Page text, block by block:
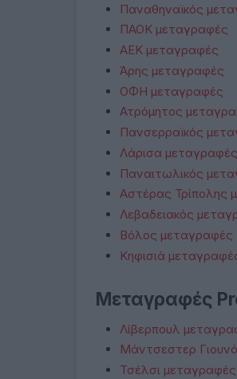
Παναθηναϊκός
ΠΑΟΚ μεταγραφές
ΑΕΚ μεταγραφές
Άρης μεταγραφές
ΟΦΗ μεταγραφές
Ατρόμητος
Πανσερραϊκός
Λάρισα μεταγραφές
Παναιτωλικός
Αστέρας Τρίπολης
Λεβαδειακός
Βόλος μεταγραφές
Κηφισιά
Μεταγραφές
Λίβερπουλ
Μάντσεστερ
Τσέλσι μεταγραφές